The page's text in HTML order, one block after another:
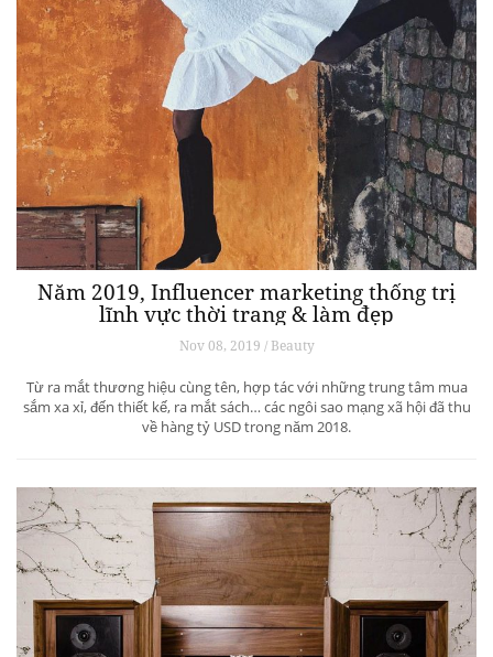
Năm 2019, Influencer marketing thống trị
lĩnh vực thời trang & làm đẹp
Nov 08, 2019 / Beauty
Từ ra mắt thương hiệu cùng tên, hợp tác với những trung tâm mua
sắm xa xỉ, đến thiết kế, ra mắt sách… các ngôi sao mạng xã hội đã thu
về hàng tỷ USD trong năm 2018.